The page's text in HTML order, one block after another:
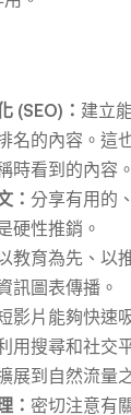
(SEO)： 建立
名的內容。這
時看到的內容。
： 分享有用的
硬性推銷。
教育為先、以
訊圖表傳播。
影片能夠快速
用搜尋和社交
展到自然流量
： 密切注意有